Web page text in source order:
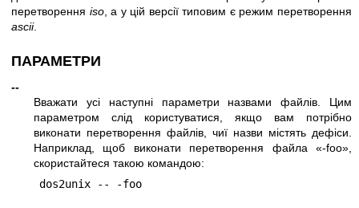
перетворення iso, а у цій версії типовим є режим перетворення
ascii.
ПАРАМЕТРИ
--
Вважати усі наступні параметри назвами файлів. Цим
параметром слід користуватися, якщо вам потрібно
виконати перетворення файлів, чиї назви містять дефіси.
Наприклад, щоб виконати перетворення файла «-foo»,
скористайтеся такою командою: